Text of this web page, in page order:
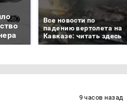
Все новости по
падению вертолета на
Кавказе: читать здесь
9 часов назад